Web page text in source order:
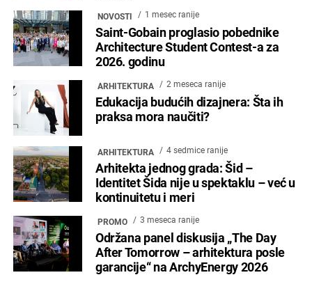
NOVOSTI 1 mesec ranije
Saint-Gobain proglasio pobednike
Architecture Student Contest-a za
2026. godinu
ARHITEKTURA 2 meseca ranije
Edukacija budućih dizajnera: Šta ih
praksa mora naučiti?
ARHITEKTURA 4 sedmice ranije
Arhitekta jednog grada: Šid –
Identitet Šida nije u spektaklu – već u
kontinuitetu i meri
PROMO 3 meseca ranije
Održana panel diskusija „The Day
After Tomorrow – arhitektura posle
garancije“ na ArchyEnergy 2026